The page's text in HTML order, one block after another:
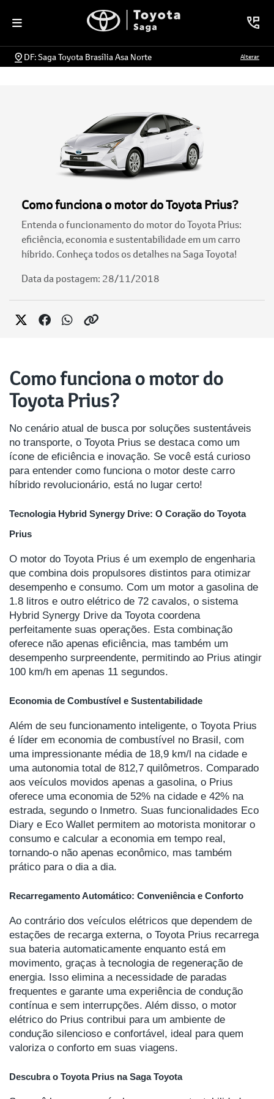
DF: Saga Toyota Brasília Asa Norte Alterar
Como funciona o motor do Toyota Prius?
Entenda o funcionamento do motor do Toyota Prius:
eficiência, economia e sustentabilidade em um carro
híbrido. Conheça todos os detalhes na Saga Toyota!
Data da postagem: 28/11/2018
Como funciona o motor do
Toyota Prius?
No cenário atual de busca por soluções sustentáveis
no transporte, o Toyota Prius se destaca como um
ícone de eficiência e inovação. Se você está curioso
para entender como funciona o motor deste carro
híbrido revolucionário, está no lugar certo!
Tecnologia Hybrid Synergy Drive: O Coração do Toyota
Prius
O motor do Toyota Prius é um exemplo de engenharia
que combina dois propulsores distintos para otimizar
desempenho e consumo. Com um motor a gasolina de
1.8 litros e outro elétrico de 72 cavalos, o sistema
Hybrid Synergy Drive da Toyota coordena
perfeitamente suas operações. Esta combinação
oferece não apenas eficiência, mas também um
desempenho surpreendente, permitindo ao Prius atingir
100 km/h em apenas 11 segundos.
Economia de Combustível e Sustentabilidade
Além de seu funcionamento inteligente, o Toyota Prius
é líder em economia de combustível no Brasil, com
uma impressionante média de 18,9 km/l na cidade e
uma autonomia total de 812,7 quilômetros. Comparado
aos veículos movidos apenas a gasolina, o Prius
oferece uma economia de 52% na cidade e 42% na
estrada, segundo o Inmetro. Suas funcionalidades Eco
Diary e Eco Wallet permitem ao motorista monitorar o
consumo e calcular a economia em tempo real,
tornando-o não apenas econômico, mas também
prático para o dia a dia.
Recarregamento Automático: Conveniência e Conforto
Ao contrário dos veículos elétricos que dependem de
estações de recarga externa, o Toyota Prius recarrega
sua bateria automaticamente enquanto está em
movimento, graças à tecnologia de regeneração de
energia. Isso elimina a necessidade de paradas
frequentes e garante uma experiência de condução
contínua e sem interrupções. Além disso, o motor
elétrico do Prius contribui para um ambiente de
condução silencioso e confortável, ideal para quem
valoriza o conforto em suas viagens.
Descubra o Toyota Prius na Saga Toyota